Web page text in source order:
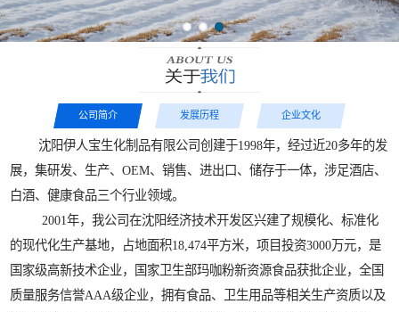
公司简介 发展历程 企业文化
沈阳伊人宝生化制品有限公司创建于1998年，经过近20多年的发
展，集研发、生产、OEM、销售、进出口、储存于一体，涉足酒店、
白酒、健康食品三个行业领域。
2001年，我公司在沈阳经济技术开发区兴建了规模化、标准化
的现代化生产基地，占地面积18,474平方米，项目投资3000万元，是
国家级高新技术企业，国家卫生部玛咖粉新资源食品获批企业，全国
质量服务信誉AAA级企业，拥有食品、卫生用品等相关生产资质以及